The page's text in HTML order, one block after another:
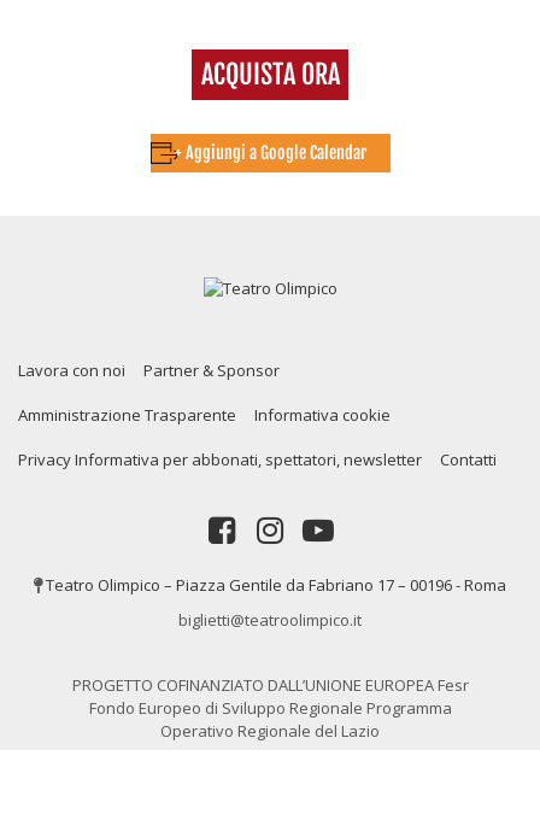
ACQUISTA ORA
+ Aggiungi a Google Calendar
Lavora con noi Partner & Sponsor
Amministrazione Trasparente Informativa cookie
Privacy Informativa per abbonati, spettatori, newsletter Contatti
Teatro Olimpico – Piazza Gentile da Fabriano 17 – 00196 - Roma
biglietti@teatroolimpico.it
PROGETTO COFINANZIATO DALL’UNIONE EUROPEA Fesr
Fondo Europeo di Sviluppo Regionale Programma
Operativo Regionale del Lazio